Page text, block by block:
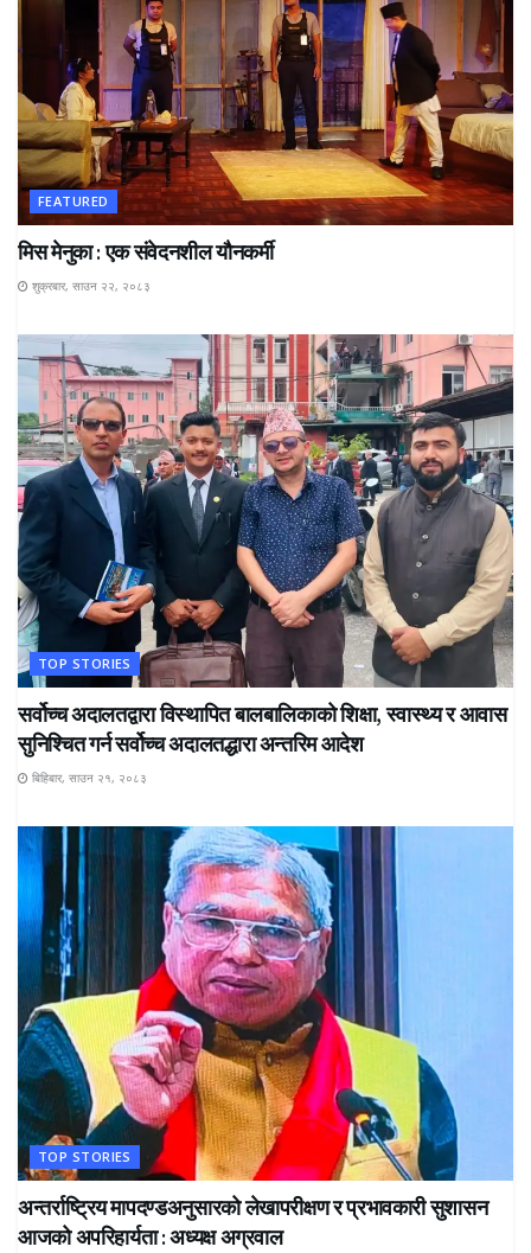
FEATURED
मिस मेनुका : एक संवेदनशील यौनकर्मी
शुक्रबार, साउन २२, २०८३
TOP STORIES
सर्वोच्च अदालतद्वारा विस्थापित बालबालिकाको शिक्षा, स्वास्थ्य र आवास
सुनिश्चित गर्न सर्वोच्च अदालतद्धारा अन्तरिम आदेश
बिहिबार, साउन २१, २०८३
TOP STORIES
अन्तर्राष्ट्रिय मापदण्डअनुसारको लेखापरीक्षण र प्रभावकारी सुशासन
आजको अपरिहार्यता : अध्यक्ष अग्रवाल